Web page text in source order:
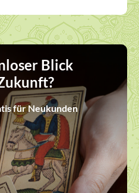
Blick
für Neukunden